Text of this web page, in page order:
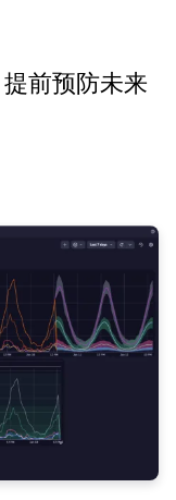
前预防未来